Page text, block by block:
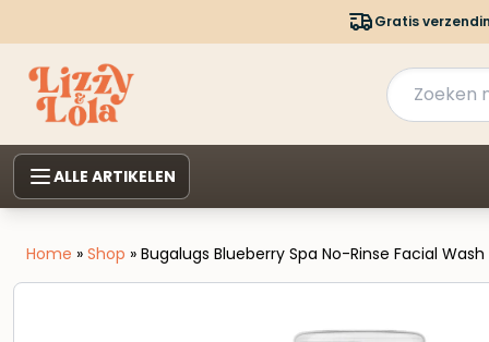
Gratis
ALLE ARTIKELEN
Home » Shop » Bugalugs Blueberry Spa No-Rinse Facial